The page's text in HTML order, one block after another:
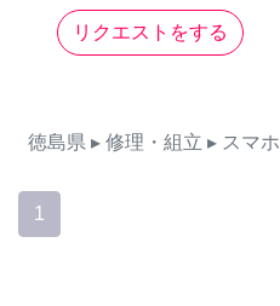
リクエストをする
徳島県 ▸ 修理・組立 ▸ スマホ
1